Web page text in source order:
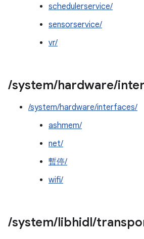
schedulerservice/
sensorservice/
vr/
/system/hardware/
/system/hardware/interfaces/
ashmem/
net/
暫停/
wifi/
/system/libhidl/